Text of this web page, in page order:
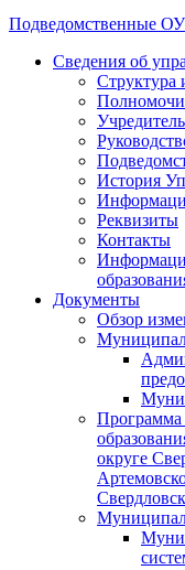
Подведомственные ОУ
Сведения об
Структура
История
Реквизиты
Контакты
Документы
Обзор
Программа
округе